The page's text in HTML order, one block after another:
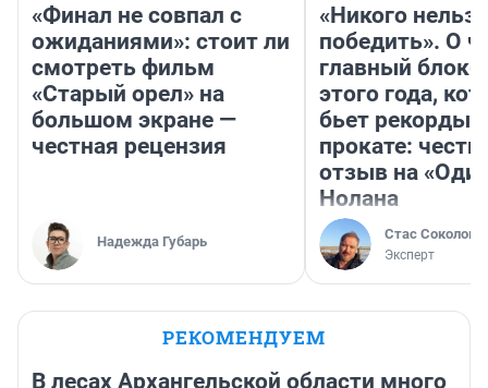
«Финал не совпал с
ожиданиями»: стоит ли
смотреть фильм
«Старый орел» на
большом экране —
честная рецензия
Надежда Губарь
«Никого нельзя
победить». О
главный
этого года,
бьет рекорды в
прокате:
отзыв на
Нолана
Стас Соколов
Эксперт
РЕКОМЕНДУЕМ
В лесах Архангельской области много